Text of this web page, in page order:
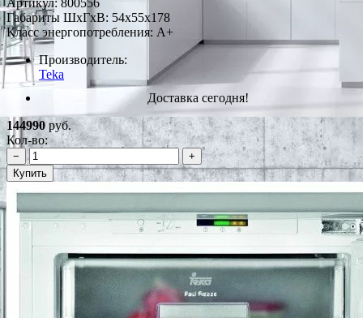
Артикул: 800556
Габариты ШxГxВ: 54x55x178
Класс энергопотребления: A+
Производитель:
Teka
Доставка сегодня!
144990руб.
Кол-во:
−
+
Купить